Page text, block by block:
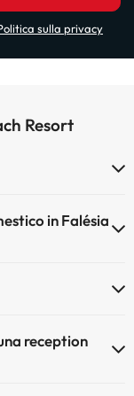
sulla privacy
Resort
in Falésia
e sulle altri
reception